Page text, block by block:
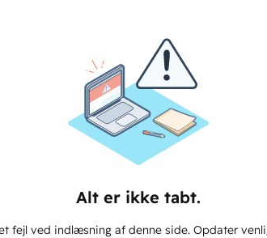
Alt er ikke tabt.
fejl ved indlæsning af denne side. Opdater